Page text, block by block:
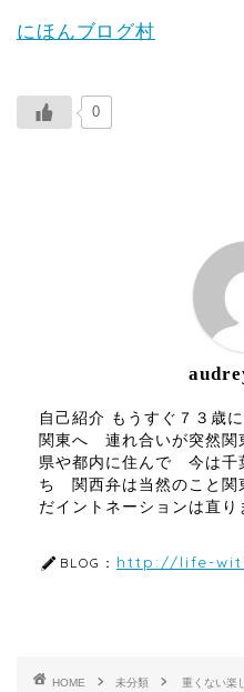
にほんブログ村
0
自己紹介 もうすぐ７３歳
関東へ 連れ合いが突然
県や都内に住んで 今は
ち 関西弁は当然のこと関
だイントネーションは直り
BLOG： http://life-
HOME 未分類 重くない楽